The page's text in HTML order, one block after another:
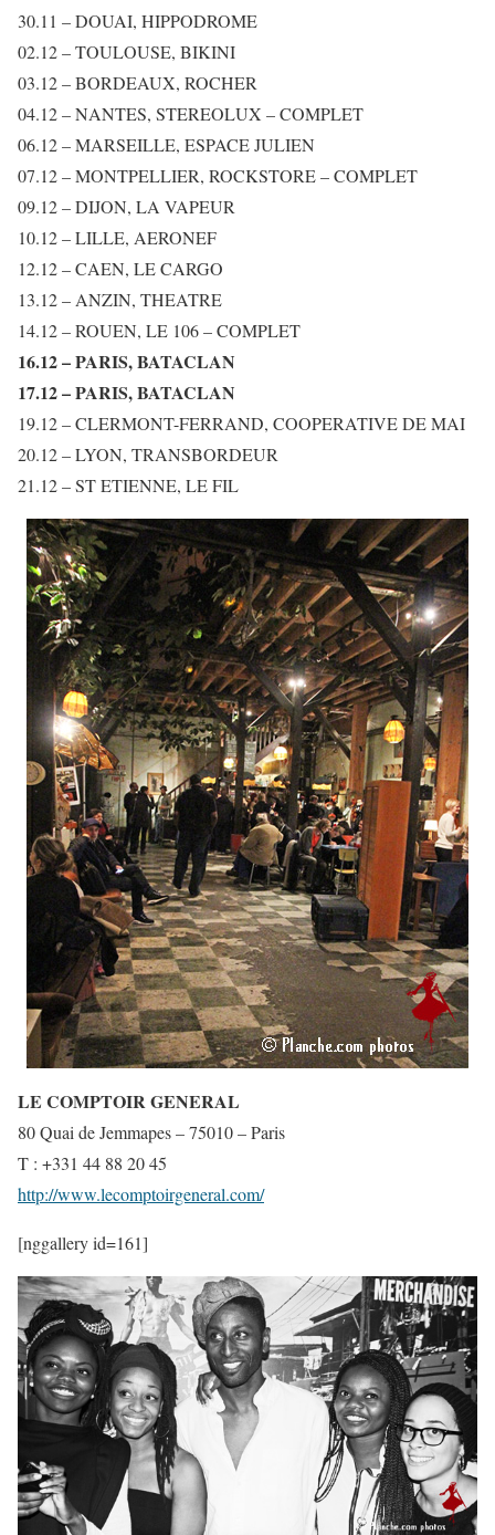
30.11 – DOUAI, HIPPODROME
02.12 – TOULOUSE, BIKINI
03.12 – BORDEAUX, ROCHER
04.12 – NANTES, STEREOLUX – COMPLET
06.12 – MARSEILLE, ESPACE JULIEN
07.12 – MONTPELLIER, ROCKSTORE – COMPLET
09.12 – DIJON, LA VAPEUR
10.12 – LILLE, AERONEF
12.12 – CAEN, LE CARGO
13.12 – ANZIN, THEATRE
14.12 – ROUEN, LE 106 – COMPLET
16.12 – PARIS, BATACLAN
17.12 – PARIS, BATACLAN
19.12 – CLERMONT-FERRAND, COOPERATIVE DE MAI
20.12 – LYON, TRANSBORDEUR
21.12 – ST ETIENNE, LE FIL
LE COMPTOIR GENERAL
80 Quai de Jemmapes – 75010 – Paris
T : +331 44 88 20 45
http://www.lecomptoirgeneral.com/
[nggallery id=161]